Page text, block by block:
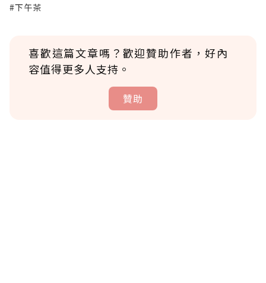
#下午茶
喜歡這篇文章嗎？歡迎贊助作者，好內
容值得更多人支持。
贊助